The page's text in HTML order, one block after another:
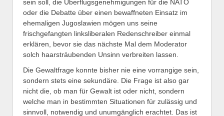
sein soll, die Überflugsgenehmigungen für die NATO
oder die Debatte über einen bewaffneten Einsatz im
ehemaligen Jugoslawien mögen uns seine
frischgefangten linksliberalen Redenschreiber einmal
erklären, bevor sie das nächste Mal dem Moderator
solch haarsträubenden Unsinn verbreiten lassen.
Die Gewaltfrage konnte bisher nie eine vorrangige sein,
sondern stets eine sekundäre. Die Frage ist also gar
nicht die, ob man für Gewalt ist oder nicht, sondern
welche man in bestimmten Situationen für zulässig und
sinnvoll, notwendig und unumgänglich erachtet. Das ist